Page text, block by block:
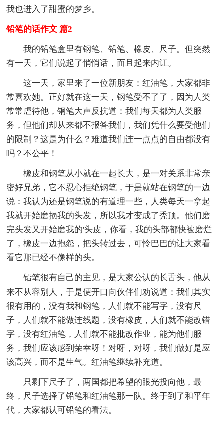
我也进入了甜蜜的梦乡。
铅笔的话作文 篇2
我的铅笔盒里有钢笔、铅笔、橡皮、尺子。但突然
有一天，它们说起了悄悄话，而且起来内讧。
这一天，家里来了一位新朋友：红油笔，大家都非
常喜欢她。正好就在这一天，钢笔受不了了，因为人类
常常虐待他，钢笔大声反抗道：我们每天都为人类服
务，但他们却从来都不报答我们，我们凭什么要受他们
的限制？这是为什么？难道我们连一点点的自由都没有
吗？不公平！
橡皮和钢笔从小就在一起长大，是一对关系非常亲
密好兄弟，它不忍心拒绝钢笔，于是就站在钢笔的一边
说：我认为还是钢笔说的有道理一些，人类每天一拿起
我就开始磨损我的头发，所以我才变成了秃顶。他们磨
完头发又开始磨我的'头皮，你看，我的头部都快被磨烂
了，橡皮一边抱怨，把头转过去，可怜巴巴的让大家看
看它那已经不像样的头。
铅笔很有自己的主见，是大家公认的长舌头，他从
来不从容别人，于是便开口向伙伴们劝说道：我们其实
很有用的，没有我和钢笔，人们就不能写字，没有尺
子，人们就不能做连线题，没有橡皮，人们就不能改错
字，没有红油笔，人们就不能批改作业，能为他们服
务，我们应该感到荣幸呀！对呀，对呀，我们做好是应
该高兴，而不是生气。红油笔继续补充道。
只剩下尺子了，两国都把希望的眼光投向他，最
终，尺子选择了铅笔和红油笔那一队。终于到了和平年
代，大家都认可铅笔的看法。